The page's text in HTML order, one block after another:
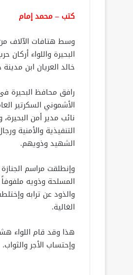
كتب – محمد إمام
وسط هتافات الآلاف من
البحيرة واللواء
خالد العريان ابن
رافق محافظ البحيرة
الأشموني السكرتير
نائب مدير أمن
التنفيذية والأمنية
الشهيد وذويهم.
وإنطلقت مراسم
المسلحة وذويه
والذود عن ترابه
الغالية.
هذا وقد قام اللواء
وإحتساب الأجر والثواب.